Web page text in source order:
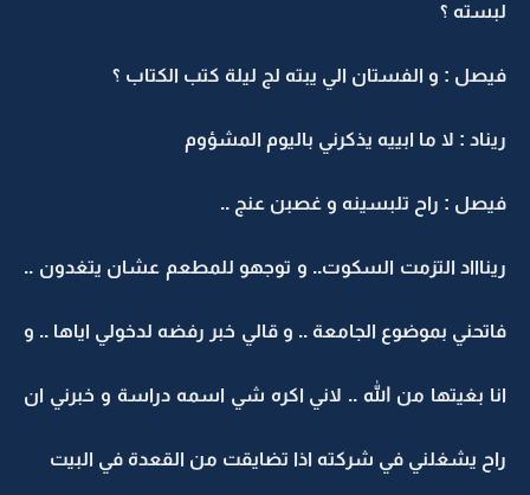
لبسته ؟
فيصل : و الفستان الي يبته لج ليلة كتب الكتاب ؟
ريناد : لا ما ابييه يذكرني باليوم المشؤوم
فيصل : راح تلبسينه و غصبن عنج ..
ريناااد التزمت السكوت.. و توجهو للمطعم عشان يتغدون ..
فاتحني بموضوع الجامعة .. و قالي خبر رفضه لدخولي اياها .. و
انا بغيتها من الله .. لاني اكره شي اسمه دراسة و خبرني ان
راح يشغلني في شركته اذا تضايقت من القعدة في البيت